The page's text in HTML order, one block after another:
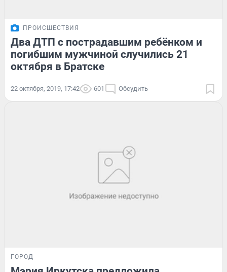
ПРОИСШЕСТВИЯ
Два ДТП с пострадавшим ребёнком и
погибшим мужчиной случились 21
октября в Братске
22 октября, 2019, 17:42 601 Обсудить
ГОРОД